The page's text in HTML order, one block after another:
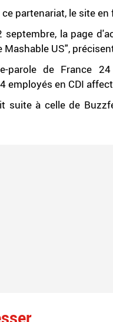
partenariat, le site
la page
Mashable US",
parole de France
employés en CDI
suite à celle de